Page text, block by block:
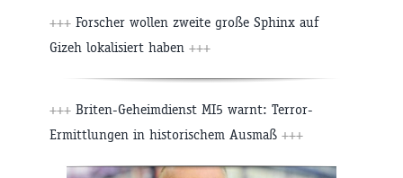
+++ Forscher wollen zweite große Sphinx auf
Gizeh lokalisiert haben +++
+++ Briten-Geheimdienst MI5 warnt: Terror-
Ermittlungen in historischem Ausmaß +++